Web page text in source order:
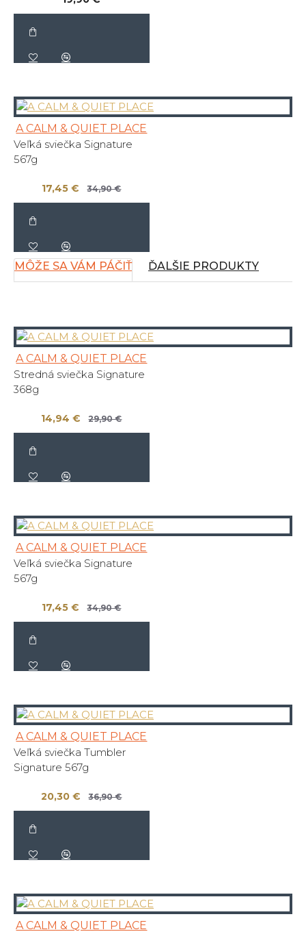
A CALM & QUIET PLACE
Veľká sviečka Signature
567g
17,45 € 34,90 €
MÔŽE SA VÁM PÁČIŤ ĎALŠIE PRODUKTY
A CALM & QUIET PLACE
Stredná sviečka Signature
368g
14,94 € 29,90 €
A CALM & QUIET PLACE
Veľká sviečka Signature
567g
17,45 € 34,90 €
A CALM & QUIET PLACE
Veľká sviečka Tumbler
Signature 567g
20,30 € 36,90 €
A CALM & QUIET PLACE